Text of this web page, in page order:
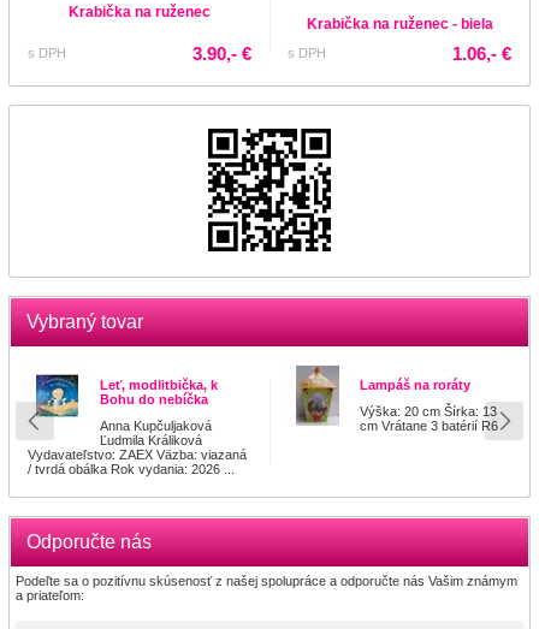
Krabička na ruženec
s DPH 3.90,- €
Krabička na ruženec - biela
s DPH 1.06,- €
Vybraný tovar
Leť, modlitbička, k
Bohu do nebíčka
Anna Kupčuljaková
Ľudmila Králiková
Vydavateľstvo: ZAEX Väzba: viazaná
/ tvrdá obálka Rok vydania: 2026 ...
Lampáš na roráty
Výška: 20 cm Šírka: 13
cm Vrátane 3 batérií R6
Odporučte nás
Podeľte sa o pozitívnu skúsenosť z našej spolupráce a odporučte nás Vašim známym
a priateľom: